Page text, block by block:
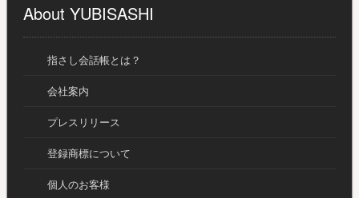
About YUBISASHI
指さし会話帳とは？
会社案内
プレスリリース
登録商標について
個人のお客様